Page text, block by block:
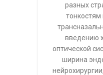
разных
введению
оптической
ширина